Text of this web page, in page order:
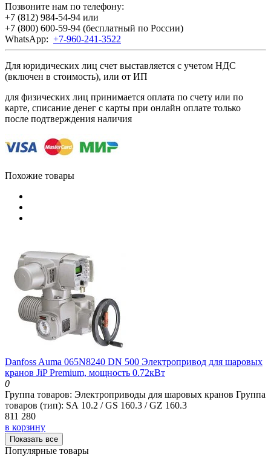
Позвоните нам по телефону:
+7 (812) 984-54-94 или
+7 (800) 600-59-94 (бесплатный по России)
WhatsApp: +7-960-241-3522
Для юридических лиц счет выставляется с учетом НДС
(включен в стоимость), или от ИП
для физических лиц принимается оплата по счету или по
карте, списание денег с карты при онлайн оплате только
после подтверждения наличия
Похожие товары
Danfoss Auma 065N8240 DN 500 Электропривод для шаровых
кранов JiP Premium, мощность 0.72кВт
0
Группа товаров: Электроприводы для шаровых кранов Группа
товаров (тип): SA 10.2 / GS 160.3 / GZ 160.3
811 280
в корзину
Показать все
Популярные товары